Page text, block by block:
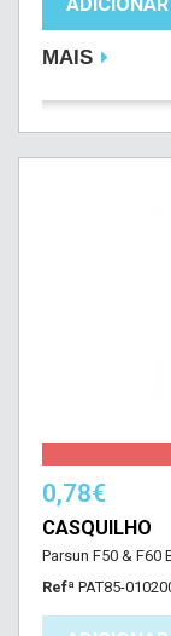
MAIS
0,78€
CASQUILHO
Parsun F50 & F60
Refª PAT85-